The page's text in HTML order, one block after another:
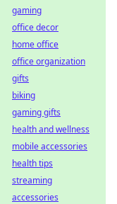
gaming
office decor
home office
office organization
gifts
biking
gaming gifts
health and wellness
mobile accessories
health tips
streaming
accessories